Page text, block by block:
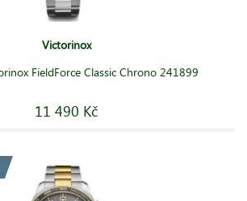
Victorinox
FieldForce Classic Chrono 241899
11 490 Kč